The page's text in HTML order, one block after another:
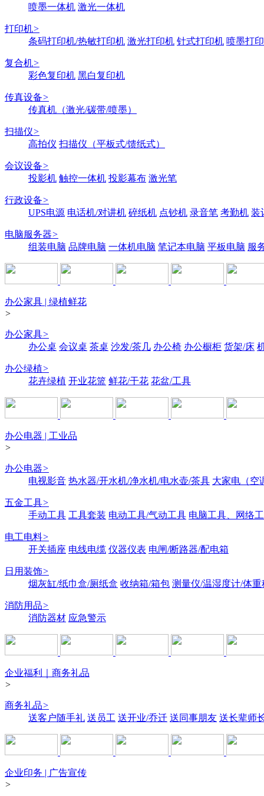
喷墨一体机 激光一体机
打印机>
条码打印机/热敏打印机 激光打印机 针式打印机 喷墨打
复合机>
彩色复印机 黑白复印机
传真设备>
传真机（激光/碳带/喷墨）
扫描仪>
高拍仪 扫描仪（平板式/馈纸式）
会议设备>
投影机 触控一体机 投影幕布 激光笔
行政设备>
UPS电源 电话机/对讲机 碎纸机 点钞机 录音笔 考勤机 装
电脑服务器>
组装电脑 品牌电脑 一体机电脑 笔记本电脑 平板电脑 服
办公家具 | 绿植鲜花
>
办公家具>
办公桌 会议桌 茶桌 沙发/茶几 办公椅 办公橱柜 货架/床
办公绿植>
花卉绿植 开业花篮 鲜花/干花 花盆/工具
办公电器 | 工业品
>
办公电器>
电视影音 热水器/开水机/净水机/电水壶/茶具 大家电（空
五金工具>
手动工具 工具套装 电动工具/气动工具 电脑工具、网络
电工电料>
开关插座 电线电缆 仪器仪表 电闸/断路器/配电箱
日用装饰>
烟灰缸/纸巾盒/厕纸盒 收纳箱/箱包 测量仪/温湿度计/体重
消防用品>
消防器材 应急警示
企业福利｜商务礼品
>
商务礼品>
送客户随手礼 送员工 送开业/乔迁 送同事朋友 送长辈师
企业印务 | 广告宣传
>